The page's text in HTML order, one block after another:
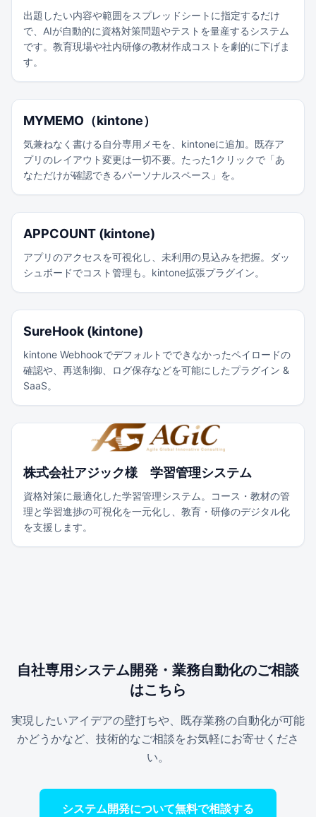
出題したい内容や範囲をスプレッドシートに指定するだけ
で、AIが自動的に資格対策問題やテストを量産するシステム
です。教育現場や社内研修の教材作成コストを劇的に下げま
す。
MYMEMO（kintone）
気兼ねなく書ける自分専用メモを、kintoneに追加。既存ア
プリのレイアウト変更は一切不要。たった1クリックで「あ
なただけが確認できるパーソナルスペース」を。
APPCOUNT (kintone)
アプリのアクセスを可視化し、未利用の見込みを把握。ダッ
シュボードでコスト管理も。kintone拡張プラグイン。
SureHook (kintone)
kintone Webhookでデフォルトでできなかったペイロードの
確認や、再送制御、ログ保存などを可能にしたプラグイン &
SaaS。
株式会社アジック様 学習管理システム
資格対策に最適化した学習管理システム。コース・教材の管
理と学習進捗の可視化を一元化し、教育・研修のデジタル化
を支援します。
自社専用システム開発・業務自動化のご相談
はこちら
実現したいアイデアの壁打ちや、既存業務の自動化が可能
かどうかなど、技術的なご相談をお気軽にお寄せくださ
い。
システム開発について無料で相談する